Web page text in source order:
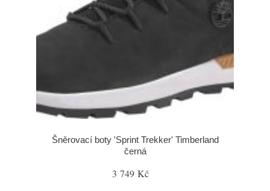
Šněrovací boty 'Sprint Trekker' Timberland
černá
3 749 Kč